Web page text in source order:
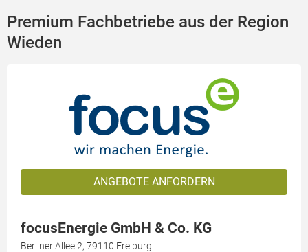
Premium Fachbetriebe aus der Region
Wieden
ANGEBOTE ANFORDERN
focusEnergie GmbH & Co. KG
Berliner Allee 2, 79110 Freiburg